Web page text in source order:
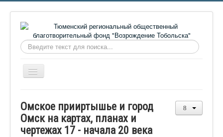
Искать...
Включить/
выключить
О фонде
Онлайн библиотека
Омское прииртышье и город
Омск на картах, планах и
чертежах 17 - начала 20 века